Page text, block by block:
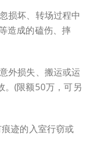
损坏、转场过程中
造成的磕伤、摔
外损失、搬运或运
。(限额50万，可另
迹的入室行窃或